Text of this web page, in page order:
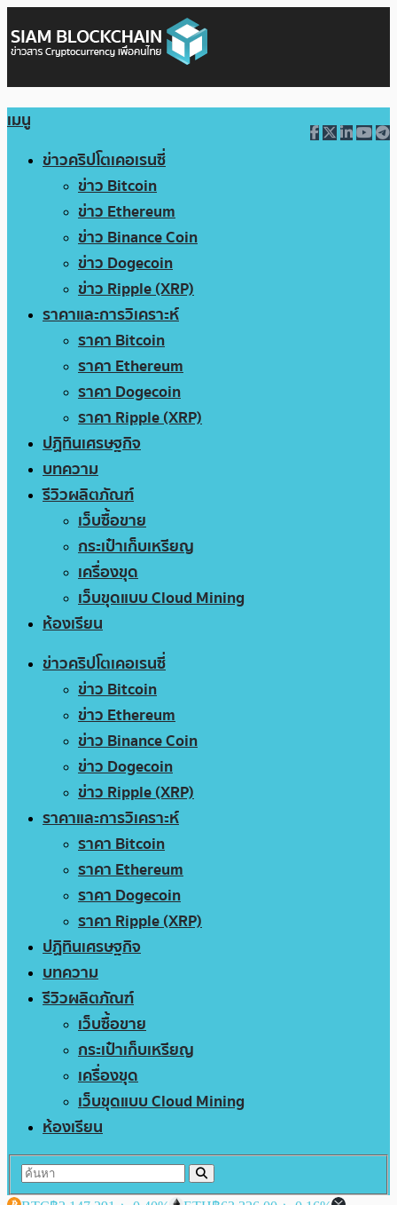
เมนู
ข่าวคริปโตเคอเรนซี่
ข่าว Bitcoin
ข่าว Ethereum
ข่าว Binance Coin
ข่าว Dogecoin
ข่าว Ripple (XRP)
ราคาและการวิเคราะห์
ราคา Bitcoin
ราคา Ethereum
ราคา Dogecoin
ราคา Ripple (XRP)
ปฏิทินเศรษฐกิจ
บทความ
รีวิวผลิตภัณฑ์
เว็บซื้อขาย
กระเป๋าเก็บเหรียญ
เครื่องขุด
เว็บขุดแบบ Cloud Mining
ห้องเรียน
ข่าวคริปโตเคอเรนซี่
ข่าว Bitcoin
ข่าว Ethereum
ข่าว Binance Coin
ข่าว Dogecoin
ข่าว Ripple (XRP)
ราคาและการวิเคราะห์
ราคา Bitcoin
ราคา Ethereum
ราคา Dogecoin
ราคา Ripple (XRP)
ปฏิทินเศรษฐกิจ
บทความ
รีวิวผลิตภัณฑ์
เว็บซื้อขาย
กระเป๋าเก็บเหรียญ
เครื่องขุด
เว็บขุดแบบ Cloud Mining
ห้องเรียน